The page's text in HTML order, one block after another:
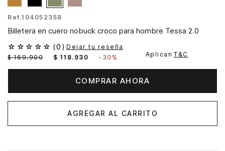
Ref.104052358
Billetera en cuero nobuck croco para hombre Tessa 2.0
☆ ☆ ☆ ☆ ☆ (0 ) Dejar tu reseña
$ 169.900 $ 118. 930 - 30% Aplican T&C
COMPRAR AHORA
AGREGAR AL CARRITO